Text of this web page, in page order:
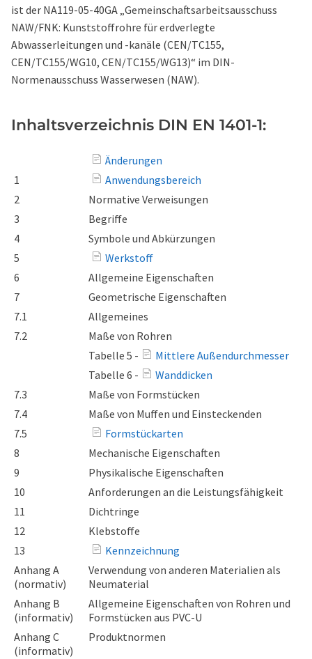
ist der NA119-05-40GA „Gemeinschaftsarbeitsausschuss
NAW/FNK: Kunststoffrohre für erdverlegte
Abwasserleitungen und -kanäle (CEN/TC155,
CEN/TC155/WG10, CEN/TC155/WG13)“ im DIN-
Normenausschuss Wasserwesen (NAW).
Inhaltsverzeichnis DIN EN 1401-1:
Änderungen
1
Anwendungsbereich
2
Normative Verweisungen
3
Begriffe
4
Symbole und Abkürzungen
5
Werkstoff
6
Allgemeine Eigenschaften
7
Geometrische Eigenschaften
7.1
Allgemeines
7.2
Maße von Rohren
Tabelle 5 -
Mittlere Außendurchmesser
Tabelle 6 -
Wanddicken
7.3
Maße von Formstücken
7.4
Maße von Muffen und Einsteckenden
7.5
Formstückarten
8
Mechanische Eigenschaften
9
Physikalische Eigenschaften
10
Anforderungen an die Leistungsfähigkeit
11
Dichtringe
12
Klebstoffe
13
Kennzeichnung
Anhang A
(normativ)
Verwendung von anderen Materialien als
Neumaterial
Anhang B
(informativ)
Allgemeine Eigenschaften von Rohren und
Formstücken aus PVC-U
Anhang C
(informativ)
Produktnormen